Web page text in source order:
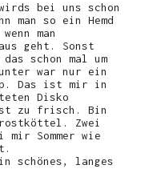
bei uns schon
man so ein Hemd
man
geht. Sonst
schon mal um
war nur ein
Das ist mir in
Disko
zu frisch. Bin
Zwei
mir Sommer wie
schönes, langes